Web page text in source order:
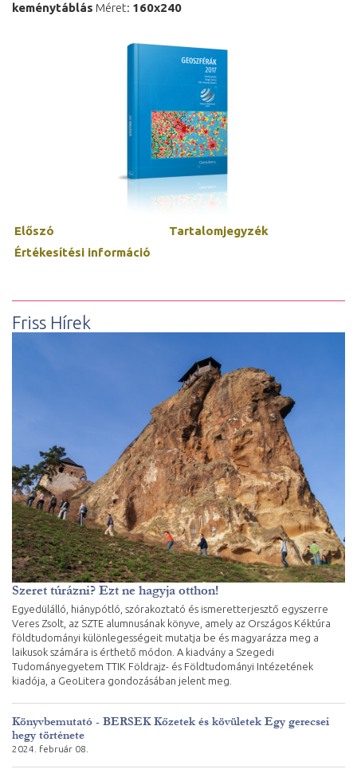
keménytáblás Méret: 160x240
Előszó
Tartalomjegyzék
Értékesítési információ
Friss Hírek
Szeret túrázni? Ezt ne hagyja otthon!
Egyedülálló, hiánypótló, szórakoztató és ismeretterjesztő egyszerre
Veres Zsolt, az SZTE alumnusának könyve, amely az Országos Kéktúra
földtudományi különlegességeit mutatja be és magyarázza meg a
laikusok számára is érthető módon. A kiadvány a Szegedi
Tudományegyetem TTIK Földrajz- és Földtudományi Intézetének
kiadója, a GeoLitera gondozásában jelent meg.
Könyvbemutató - BERSEK Kőzetek és kövületek Egy gerecsei
hegy története
2024. február 08.